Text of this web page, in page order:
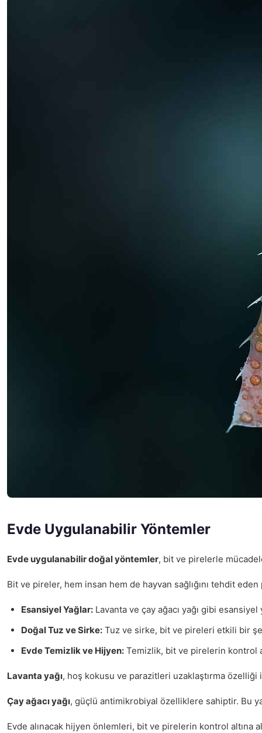
Evde Uygulanabilir Yöntemler
Evde uygulanabilir doğal yöntemler, bit ve pirelerle
Bit ve pireler, hem insan hem de hayvan sağlığını tehdit
Esansiyel Yağlar: Lavanta ve çay ağacı yağı gibi
Doğal Tuz ve Sirke: Tuz ve sirke, bit ve pireleri etkili bir
Evde Temizlik ve Hijyen: Temizlik, bit ve pirelerin kontrol
Lavanta yağı, hoş kokusu ve parazitleri uzaklaştırma
Çay ağacı yağı, güçlü antimikrobiyal özelliklere sahiptir. Bu
Evde alınacak hijyen önlemleri, bit ve pirelerin kontrol altına